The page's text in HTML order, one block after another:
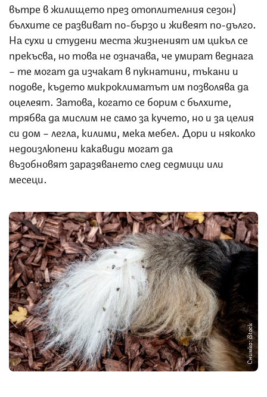
вътре в жилището през отоплителния сезон)
бълхите се развиват по-бързо и живеят по-дълго.
На сухи и студени места жизненият им цикъл се
прекъсва, но това не означава, че умират веднага
– те могат да изчакат в пукнатини, тъкани и
подове, където микроклиматът им позволява да
оцелеят. Затова, когато се борим с бълхите,
трябва да мислим не само за кучето, но и за целия
си дом – легла, килими, мека мебел. Дори и няколко
недоизлюпени какавиди могат да
възобновят заразяването след седмици или
месеци.
Снимка: iStock